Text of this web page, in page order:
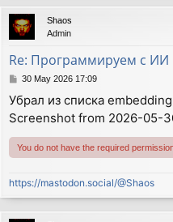
Shaos
Admin
Re: Программируем с ИИ
P
s
t
30 May 2026 17:09
Убрал из списка
Screenshot from 2026-05-
You do not have the required
https://mastodon.social/@Shaos